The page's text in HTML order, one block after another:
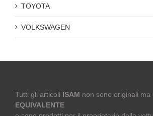
TOYOTA
VOLKSWAGEN
Tutti gli articoli ISAM non sono originali ma
EQUIVALENTE